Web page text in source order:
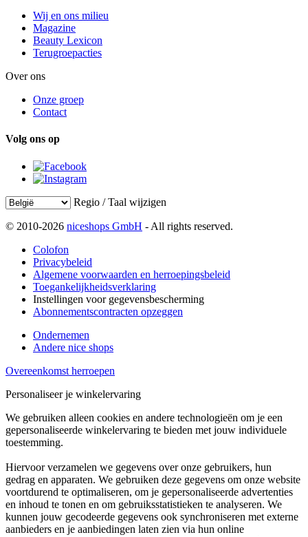
Wij en ons milieu
Magazine
Beauty Lexicon
Terugroepacties
Over ons
Onze groep
Contact
Volg ons op
Regio / Taal wijzigen
© 2010-2026 niceshops GmbH - All rights reserved.
Colofon
Privacybeleid
Algemene voorwaarden en herroepingsbeleid
Toegankelijkheidsverklaring
Instellingen voor gegevensbescherming
Abonnementscontracten opzeggen
Ondernemen
Andere nice shops
Overeenkomst herroepen
Personaliseer je winkelervaring
We gebruiken alleen cookies en andere technologieën om je een
gepersonaliseerde winkelervaring te bieden met jouw individuele
toestemming.
Hiervoor verzamelen we gegevens over onze gebruikers, hun
gedrag en apparaten. We gebruiken deze gegevens om onze website
voortdurend te optimaliseren, om je gepersonaliseerde advertenties
en inhoud te tonen en om gebruiksstatistieken te analyseren. We
kunnen jouw gecodeerde gegevens ook synchroniseren met externe
aanbieders en je aanbiedingen laten zien via hun online